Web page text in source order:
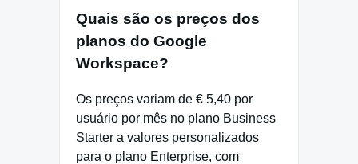
Quais são os preços dos
planos do Google
Workspace?
Os preços variam de € 5,40 por
usuário por mês no plano Business
Starter a valores personalizados
para o plano Enterprise, com